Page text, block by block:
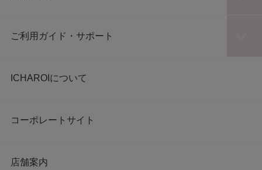
ご利用ガイド・サポート
ICHAROIについて
コーポレートサイト
店舗案内